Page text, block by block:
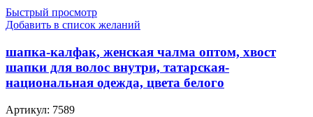
сапожки
кожаные,
Быстрый просмотр
Добавить в список желаний
шапка-калфак, женская чалма оптом, хвост
шапки для волос внутри, татарская-
национальная одежда, цвета белого
Артикул: 7589